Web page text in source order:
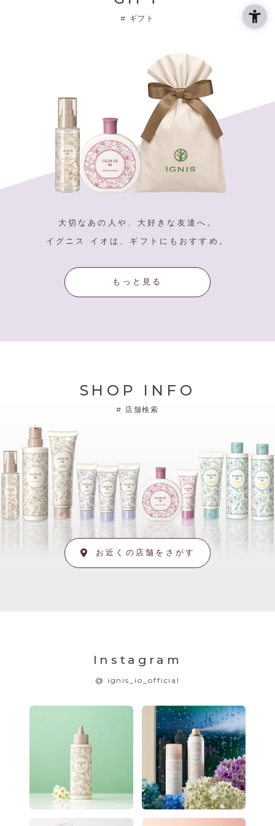
# ギフト
大切なあの人や、大好きな友達へ。
イグニス イオは、ギフトにもおすすめ。
もっと見る
SHOP INFO
# 店舗検索
お近くの店舗をさがす
Instagram
@ ignis_io_official